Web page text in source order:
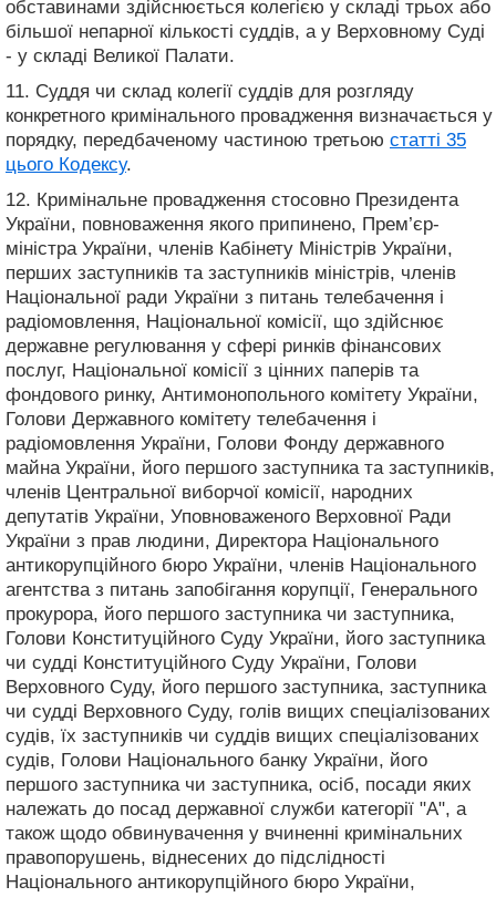
обставинами здійснюється колегією у складі трьох або
більшої непарної кількості суддів, а у Верховному Суді
- у складі Великої Палати.
11. Суддя чи склад колегії суддів для розгляду
конкретного кримінального провадження визначається у
порядку, передбаченому частиною третьою статті 35
цього Кодексу.
12. Кримінальне провадження стосовно Президента
України, повноваження якого припинено, Прем’єр-
міністра України, членів Кабінету Міністрів України,
перших заступників та заступників міністрів, членів
Національної ради України з питань телебачення і
радіомовлення, Національної комісії, що здійснює
державне регулювання у сфері ринків фінансових
послуг, Національної комісії з цінних паперів та
фондового ринку, Антимонопольного комітету України,
Голови Державного комітету телебачення і
радіомовлення України, Голови Фонду державного
майна України, його першого заступника та заступників,
членів Центральної виборчої комісії, народних
депутатів України, Уповноваженого Верховної Ради
України з прав людини, Директора Національного
антикорупційного бюро України, членів Національного
агентства з питань запобігання корупції, Генерального
прокурора, його першого заступника чи заступника,
Голови Конституційного Суду України, його заступника
чи судді Конституційного Суду України, Голови
Верховного Суду, його першого заступника, заступника
чи судді Верховного Суду, голів вищих спеціалізованих
судів, їх заступників чи суддів вищих спеціалізованих
судів, Голови Національного банку України, його
першого заступника чи заступника, осіб, посади яких
належать до посад державної служби категорії "А", а
також щодо обвинувачення у вчиненні кримінальних
правопорушень, віднесених до підслідності
Національного антикорупційного бюро України,